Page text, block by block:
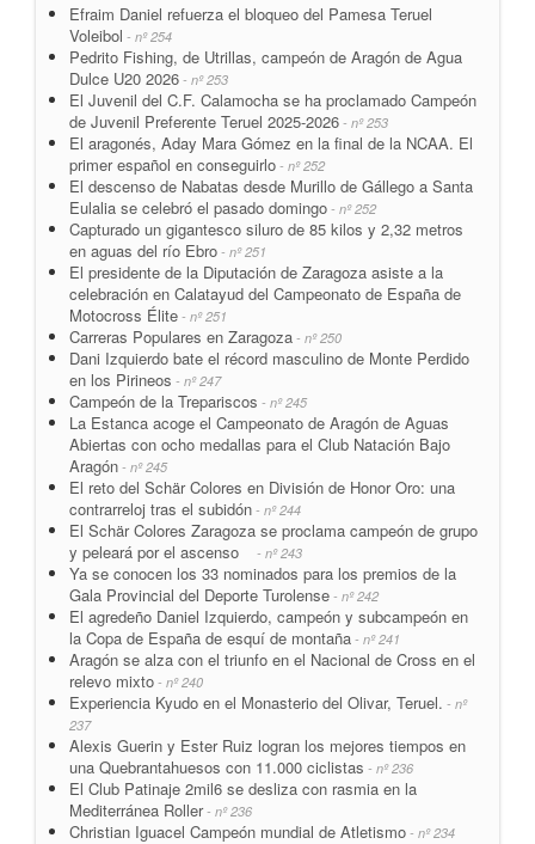
Efraim Daniel refuerza el bloqueo del Pamesa Teruel
Voleibol - nº 254
Pedrito Fishing, de Utrillas, campeón de Aragón de Agua
Dulce U20 2026 - nº 253
El Juvenil del C.F. Calamocha se ha proclamado Campeón
de Juvenil Preferente Teruel 2025-2026 - nº 253
El aragonés, Aday Mara Gómez en la final de la NCAA. El
primer español en conseguirlo - nº 252
El descenso de Nabatas desde Murillo de Gállego a Santa
Eulalia se celebró el pasado domingo - nº 252
Capturado un gigantesco siluro de 85 kilos y 2,32 metros
en aguas del río Ebro - nº 251
El presidente de la Diputación de Zaragoza asiste a la
celebración en Calatayud del Campeonato de España de
Motocross Élite - nº 251
Carreras Populares en Zaragoza - nº 250
Dani Izquierdo bate el récord masculino de Monte Perdido
en los Pirineos - nº 247
Campeón de la Trepariscos - nº 245
La Estanca acoge el Campeonato de Aragón de Aguas
Abiertas con ocho medallas para el Club Natación Bajo
Aragón - nº 245
El reto del Schär Colores en División de Honor Oro: una
contrarreloj tras el subidón - nº 244
El Schär Colores Zaragoza se proclama campeón de grupo
y peleará por el ascenso
- nº 243
Ya se conocen los 33 nominados para los premios de la
Gala Provincial del Deporte Turolense - nº 242
El agredeño Daniel Izquierdo, campeón y subcampeón en
la Copa de España de esquí de montaña - nº 241
Aragón se alza con el triunfo en el Nacional de Cross en el
relevo mixto - nº 240
Experiencia Kyudo en el Monasterio del Olivar, Teruel. - nº
237
Alexis Guerin y Ester Ruiz logran los mejores tiempos en
una Quebrantahuesos con 11.000 ciclistas - nº 236
El Club Patinaje 2mil6 se desliza con rasmia en la
Mediterránea Roller- nº 236
Christian Iguacel Campeón mundial de Atletismo - nº 234